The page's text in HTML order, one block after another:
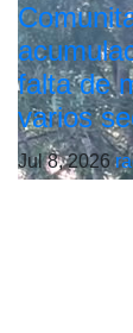
falta de
varios
Jul 8, 2026